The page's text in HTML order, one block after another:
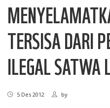
TERSISA DARI
ILEGAL SATWA
5 Des 2012 by